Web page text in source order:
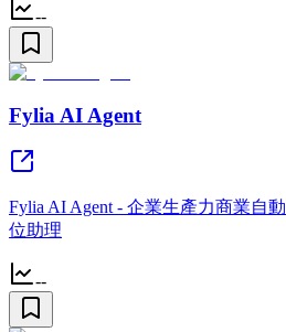
--
Fylia AI Agent
Fylia AI Agent - 企業生產力商業自
位助理
--